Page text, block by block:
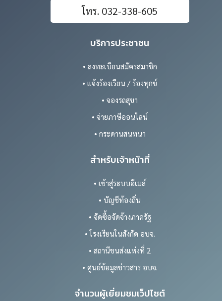
โทร. 032-338-605
บริการประชาชน
• ลงทะเบียนสมัครสมาชิก
• แจ้งร้องเรียน / ร้องทุกข์
• จองรถสุขา
• จ่ายภาษีออนไลน์
• กระดานสนทนา
สำหรับเจ้าหน้าที่
• เข้าสู่ระบบอีเมล์
• บัญชีท้องถิ่น
• จัดซื้อจัดจ้างภาครัฐ
• โรงเรียนในสังกัด อบจ.
• สถานีขนส่งแห่งที่ 2
• ศูนย์ข้อมูลข่าวสาร อบจ.
จำนวนผู้เยี่ยมชมเว็ปไซต์